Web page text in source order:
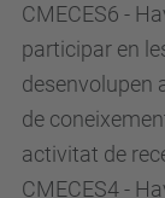
CMECES6 -
participar en
desenvolupen
de
activitat de
CMECES4 -